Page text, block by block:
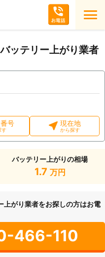
ッテリー上がり業者
号
す
現在地
から探す
バッテリー上がりの相場
1.7 万円
上がり業者をお探しの方はお電
466-110